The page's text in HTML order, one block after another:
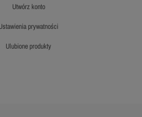
utwórz konto
ustawienia prywatności
ulubione produkty